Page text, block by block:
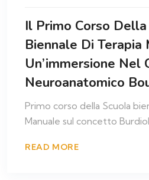
Il Primo Corso
Biennale Di Terapia
Un’immersione Nel
Neuroanatomico
Primo corso della Scuola
Manuale sul concetto
READ MORE